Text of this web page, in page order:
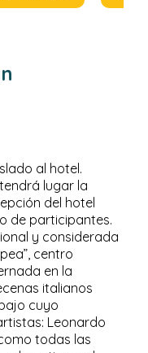
al hotel.
lugar la
del hotel
de participantes.
y considerada
centro
en la
italianos
cuyo
Leonardo
todas las